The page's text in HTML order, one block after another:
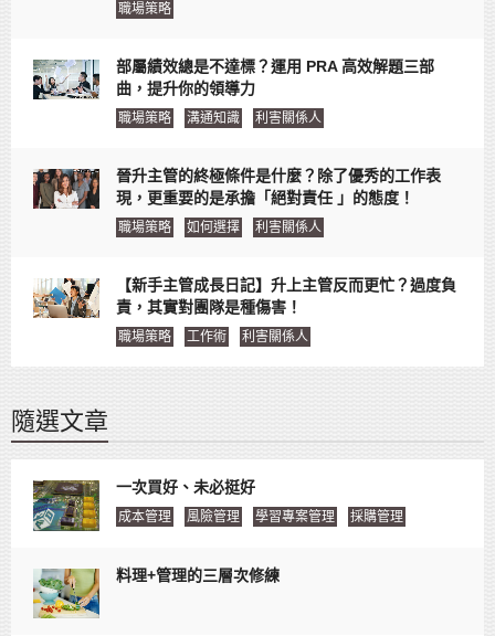
職場策略
部屬績效總是不達標？運用 PRA 高效解題三部
曲，提升你的領導力
職場策略 溝通知識 利害關係人
晉升主管的終極條件是什麼？除了優秀的工作表
現，更重要的是承擔「絕對責任 」的態度！
職場策略 如何選擇 利害關係人
【新手主管成長日記】升上主管反而更忙？過度負
責，其實對團隊是種傷害！
職場策略 工作術 利害關係人
隨選文章
一次買好、未必挺好
成本管理 風險管理 學習專案管理 採購管理
料理+管理的三層次修練